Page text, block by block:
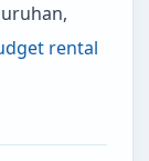
rental